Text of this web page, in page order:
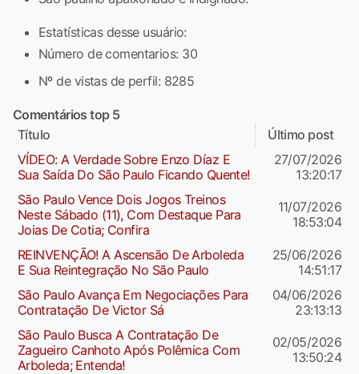
Estatísticas desse usuário:
Número de comentarios: 30
Nº de vistas de perfil: 8285
Comentários top 5
Título
Último post
VÍDEO: A Verdade Sobre Enzo Díaz E
Sua Saída Do São Paulo Ficando Quente!
27/07/2026
13:20:17
São Paulo Vence Dois Jogos Treinos
Neste Sábado (11), Com Destaque Para
Joias De Cotia; Confira
11/07/2026
18:53:04
REINVENÇÃO! A Ascensão De Arboleda
E Sua Reintegração No São Paulo
25/06/2026
14:51:17
São Paulo Avança Em Negociações Para
Contratação De Victor Sá
04/06/2026
23:13:13
São Paulo Busca A Contratação De
Zagueiro Canhoto Após Polêmica Com
Arboleda; Entenda!
02/05/2026
13:50:24